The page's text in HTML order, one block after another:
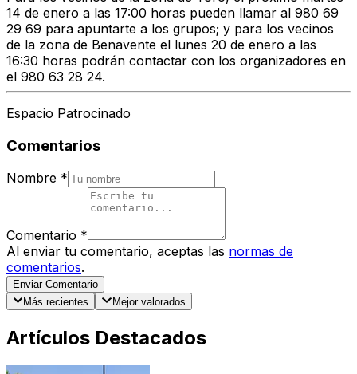
14 de enero a las 17:00 horas pueden llamar al 980 69
29 69 para apuntarte a los grupos; y para los vecinos
de la zona de Benavente el lunes 20 de enero a las
16:30 horas podrán contactar con los organizadores en
el 980 63 28 24.
Espacio Patrocinado
Comentarios
Nombre *
Comentario *
Al enviar tu comentario, aceptas las normas de
comentarios.
Enviar Comentario
Más recientes
Mejor valorados
Artículos Destacados